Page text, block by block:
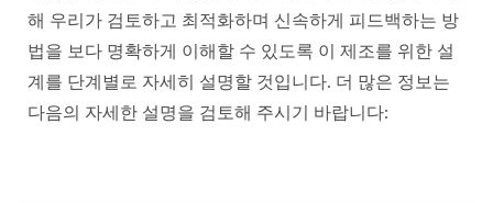
해 우리가 검토하고 최적화하며 신속하게 피드백하는 방
법을 보다 명확하게 이해할 수 있도록 이 제조를 위한 설
계를 단계별로 자세히 설명할 것입니다. 더 많은 정보는
다음의 자세한 설명을 검토해 주시기 바랍니다: